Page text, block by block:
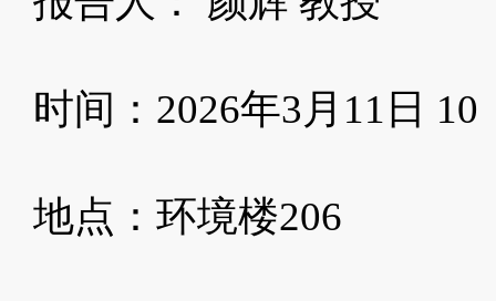
时间： 2026年3月 11 日 10
地点： 环境楼206